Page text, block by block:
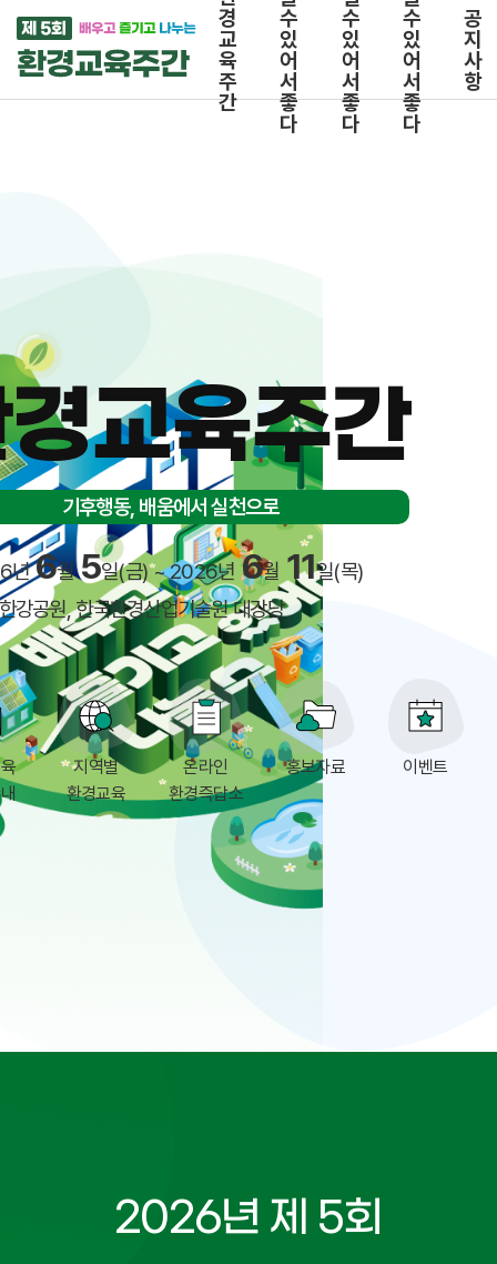
경
교
육
주
간
수
있
어
서
좋
다
수
있
어
서
좋
다
수
있
어
서
좋
다
공
지
사
항
교육주간
기후행동, 배움에서 실천으로
년 6월 5일(금) ~ 2026년 6월 11일(목)
강공원, 한국환경산업기술원 대강당
지역별
환경교육
온라인
환경즉답소
홍보자료 이벤트
2026년 제 5회